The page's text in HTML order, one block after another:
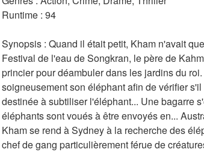
Runtime : 94
Synopsis : Quand il était petit, Kham n'avait
Festival de l'eau de Songkran, le père de
princier pour déambuler dans les jardins du
soigneusement son éléphant afin de vérifier
destinée à subtiliser l'éléphant... Une bagarre
éléphants sont voués à être envoyés en...
Kham se rend à Sydney à la recherche des
chef de gang particulièrement férue de